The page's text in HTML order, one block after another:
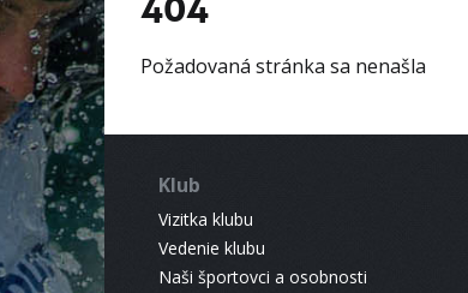
Požadovaná stránka sa nenašla
Klub
Vizitka klubu
Vedenie klubu
Naši športovci a osobnosti